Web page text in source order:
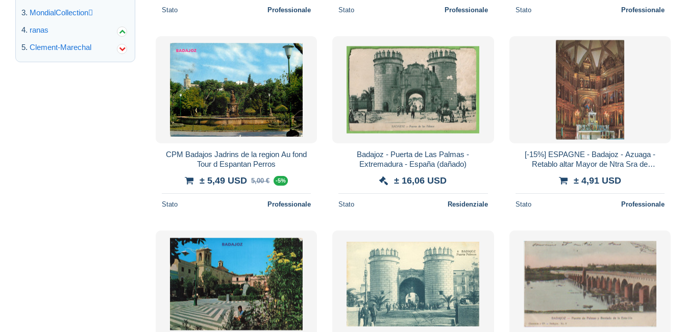
MondialCollection
ranas
Clement-Marechal
Stato Professionale Stato Professionale Stato Professionale
CPM Badajos Jadrins de la region Au fond
Tour d Espantan Perros
± 5,49 USD 5,00 € -5%
Stato Professionale
Badajoz - Puerta de Las Palmas -
Extremadura - España (dañado)
± 16,06 USD
Stato Residenziale
[-15%] ESPAGNE - Badajoz - Azuaga -
Retablo altar Mayor de Ntra Sra de
± 4,91 USD
Stato Professionale